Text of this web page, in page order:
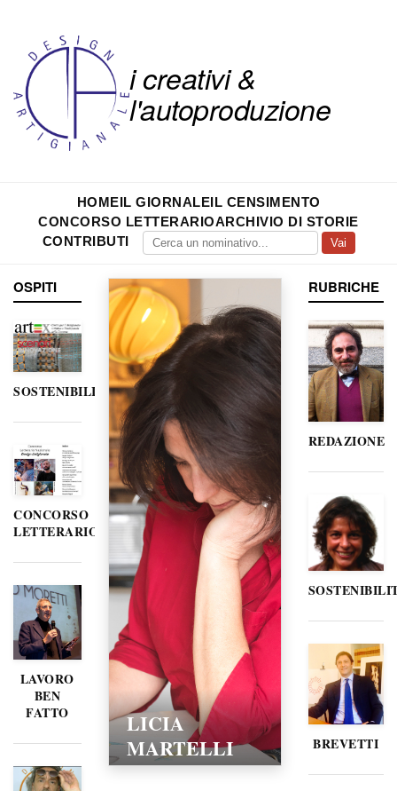
i creativi &
l'autoproduzione
HOMEIL GIORNALEIL CENSIMENTO
CONCORSO LETTERARIOARCHIVIO DI STORIE
CONTRIBUTI
Vai
OSPITI
SOSTENIBILITÀ
CONCORSO
LETTERARIO
LAVORO
BEN
FATTO
LICIA
MARTELLI
RUBRICHE
REDAZIONE
BREVETTI